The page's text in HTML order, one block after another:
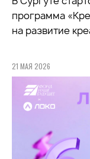
программа
на развитие
21 МАЯ 2026